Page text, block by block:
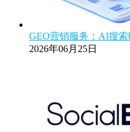
GEO营销服务：AI搜
2026年06月25日